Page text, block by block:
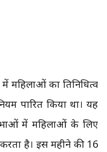
का प्रतिनिधित्‍व
पारित किया था। यह
में महिलाओं के लिए
है। इस महीने की 16